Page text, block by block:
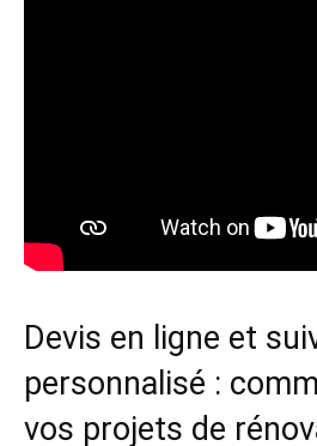
Devis en ligne et
personnalisé :
vos projets de